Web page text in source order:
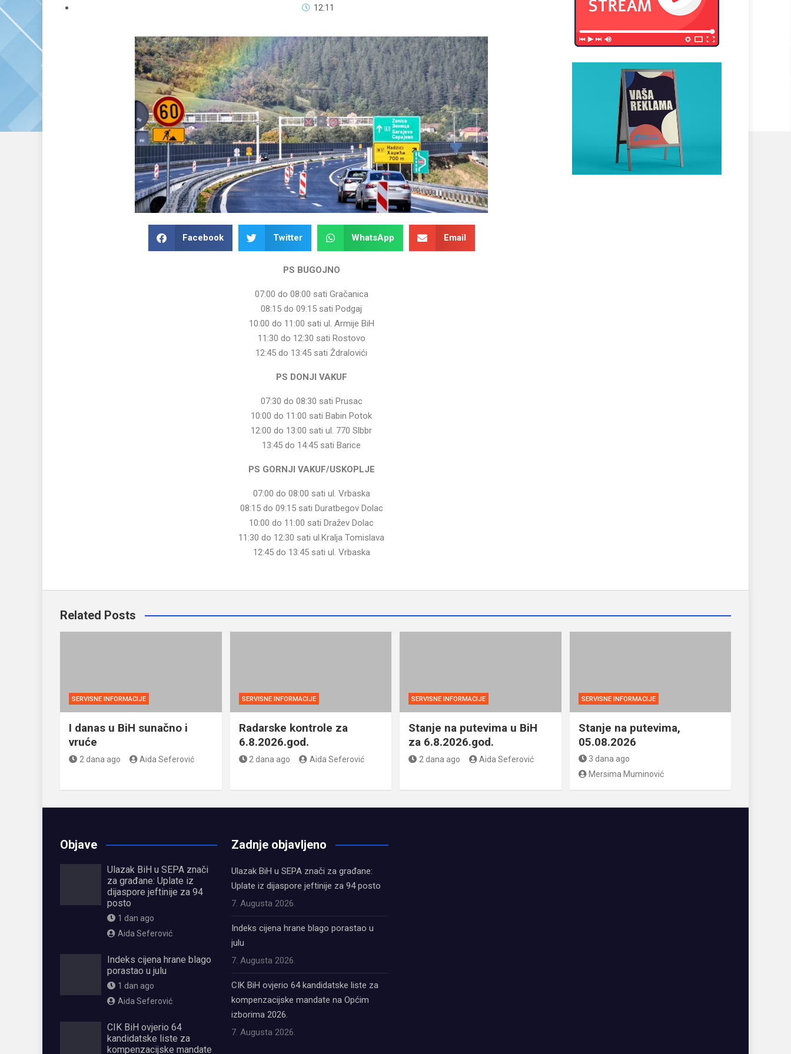
12:11
Facebook Twitter WhatsApp Email
PS BUGOJNO
07:00 do 08:00 sati Gračanica
08:15 do 09:15 sati Podgaj
10:00 do 11:00 sati ul. Armije BiH
11:30 do 12:30 sati Rostovo
12:45 do 13:45 sati Ždralovići
PS DONJI VAKUF
07:30 do 08:30 sati Prusac
10:00 do 11:00 sati Babin Potok
12:00 do 13:00 sati ul. 770 Slbbr
13:45 do 14:45 sati Barice
PS GORNJI VAKUF/USKOPLJE
07:00 do 08:00 sati ul. Vrbaska
08:15 do 09:15 sati Duratbegov Dolac
10:00 do 11:00 sati Dražev Dolac
11:30 do 12:30 sati ul.Kralja Tomislava
12:45 do 13:45 sati ul. Vrbaska
Related Posts
SERVISNE INFORMACIJE
I danas u BiH sunačno i
vruće
2 dana ago Aida Seferović
SERVISNE INFORMACIJE
Radarske kontrole za
6.8.2026.god.
2 dana ago Aida Seferović
SERVISNE INFORMACIJE
Stanje na putevima u BiH
za 6.8.2026.god.
2 dana ago Aida Seferović
SERVISNE INFORMACIJE
Stanje na putevima,
05.08.2026
3 dana ago
Mersima Muminović
Objave
Ulazak BiH u SEPA znači
za građane: Uplate iz
dijaspore jeftinije za 94
posto
1 dan ago
Aida Seferović
Indeks cijena hrane blago
porastao u julu
1 dan ago
Aida Seferović
CIK BiH ovjerio 64
kandidatske liste za
kompenzacijske mandate
Zadnje objavljeno
Ulazak BiH u SEPA znači za građane:
Uplate iz dijaspore jeftinije za 94 posto
7. Augusta 2026.
Indeks cijena hrane blago porastao u
julu
7. Augusta 2026.
CIK BiH ovjerio 64 kandidatske liste za
kompenzacijske mandate na Općim
izborima 2026.
7. Augusta 2026.